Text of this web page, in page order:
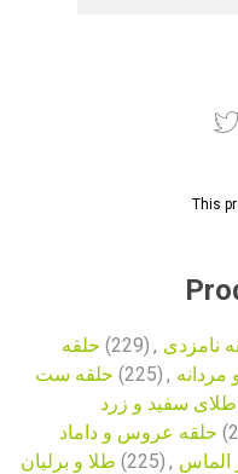
This
حلقه (229) , نامزدی
حلقه ست (225) , مردانه
طلای سفید و زرد
حلقه عروس و داماد
طلا و برلیان (225) , الماس